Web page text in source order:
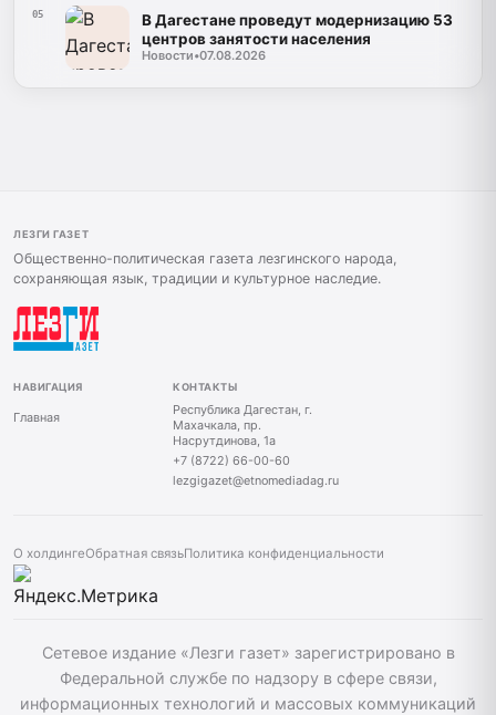
05
В Дагестане проведут модернизацию 53
центров занятости населения
Новости•07.08.2026
ЛЕЗГИ ГАЗЕТ
Общественно-политическая газета лезгинского народа,
сохраняющая язык, традиции и культурное наследие.
НАВИГАЦИЯ
Главная
КОНТАКТЫ
Республика Дагестан, г.
Махачкала, пр.
Насрутдинова, 1а
+7 (8722) 66-00-60
lezgigazet@etnomediadag.ru
О холдингеОбратная связьПолитика конфиденциальности
Сетевое издание «Лезги газет» зарегистрировано в
Федеральной службе по надзору в сфере связи,
информационных технологий и массовых коммуникаций